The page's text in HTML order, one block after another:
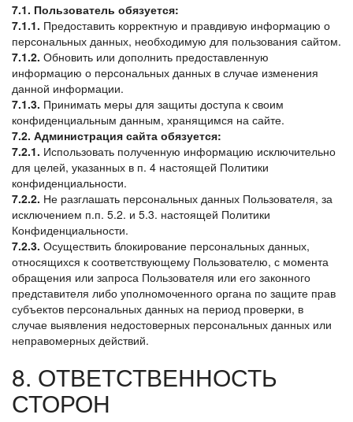
7.1. Пользователь обязуется:
7.1.1. Предоставить корректную и правдивую информацию о
персональных данных, необходимую для пользования сайтом.
7.1.2. Обновить или дополнить предоставленную
информацию о персональных данных в случае изменения
данной информации.
7.1.3. Принимать меры для защиты доступа к своим
конфиденциальным данным, хранящимся на сайте.
7.2. Администрация сайта обязуется:
7.2.1. Использовать полученную информацию исключительно
для целей, указанных в п. 4 настоящей Политики
конфиденциальности.
7.2.2. Не разглашать персональных данных Пользователя, за
исключением п.п. 5.2. и 5.3. настоящей Политики
Конфиденциальности.
7.2.3. Осуществить блокирование персональных данных,
относящихся к соответствующему Пользователю, с момента
обращения или запроса Пользователя или его законного
представителя либо уполномоченного органа по защите прав
субъектов персональных данных на период проверки, в
случае выявления недостоверных персональных данных или
неправомерных действий.
8. ОТВЕТСТВЕННОСТЬ
СТОРОН